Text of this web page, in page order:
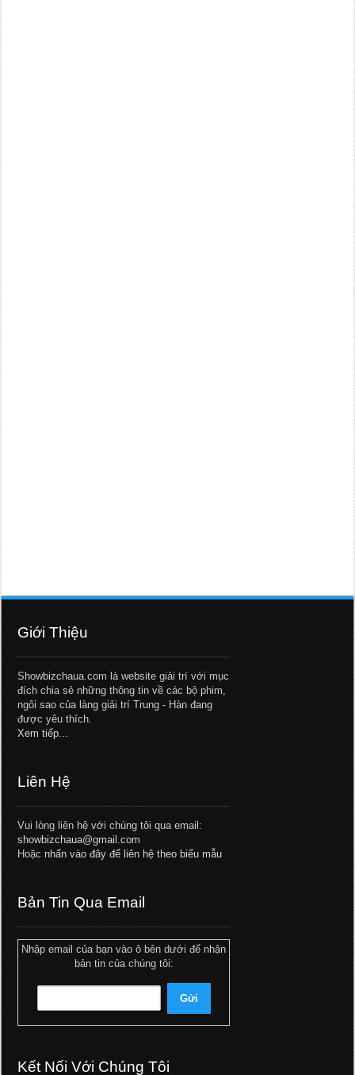
Giới Thiệu
Showbizchaua.com là website giải trí với mục
đích chia sẻ những thông tin về các bộ phim,
ngôi sao của làng giải trí Trung - Hàn đang
được yêu thích.
Xem tiếp...
Liên Hệ
Vui lòng liên hệ với chúng tôi qua email:
showbizchaua@gmail.com
Hoặc nhấn vào đây để liên hệ theo biểu mẫu
Bản Tin Qua Email
Nhập email của bạn vào ô bên dưới để nhận
bản tin của chúng tôi:
Kết Nối Với Chúng Tôi